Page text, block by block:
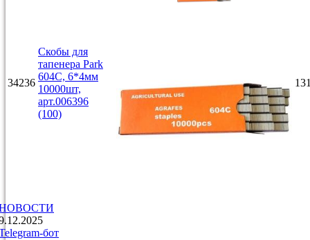
34236
Скобы для
тапенера Park
604С, 6*4мм
10000шт,
арт.006396
(100)
бот